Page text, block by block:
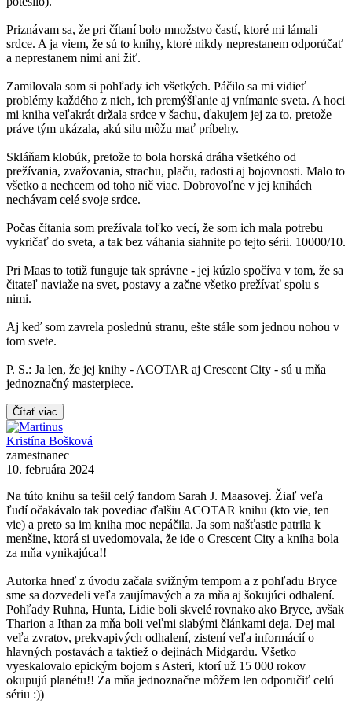
Priznávam sa, že pri čítaní bolo množstvo častí, ktoré mi lámali
srdce. A ja viem, že sú to knihy, ktoré nikdy neprestanem odporúčať
a neprestanem nimi ani žiť.
Zamilovala som si pohľady ich všetkých. Páčilo sa mi vidieť
problémy každého z nich, ich premýšľanie aj vnímanie sveta. A hoci
mi kniha veľakrát držala srdce v šachu, ďakujem jej za to, pretože
práve tým ukázala, akú silu môžu mať príbehy.
Skláňam klobúk, pretože to bola horská dráha všetkého od
prežívania, zvažovania, strachu, plaču, radosti aj bojovnosti. Malo to
všetko a nechcem od toho nič viac. Dobrovoľne v jej knihách
nechávam celé svoje srdce.
Počas čítania som prežívala toľko vecí, že som ich mala potrebu
vykričať do sveta, a tak bez váhania siahnite po tejto sérii. 10000/10.
Pri Maas to totiž funguje tak správne - jej kúzlo spočíva v tom, že sa
čitateľ naviaže na svet, postavy a začne všetko prežívať spolu s
nimi.
Aj keď som zavrela poslednú stranu, ešte stále som jednou nohou v
tom svete.
P. S.: Ja len, že jej knihy - ACOTAR aj Crescent City - sú u mňa
jednoznačný masterpiece.
Čítať viac
Kristína Bošková
zamestnanec
10. februára 2024
Na túto knihu sa tešil celý fandom Sarah J. Maasovej. Žiaľ veľa
ľudí očakávalo tak povediac ďalšiu ACOTAR knihu (kto vie, ten
vie) a preto sa im kniha moc nepáčila. Ja som našťastie patrila k
menšine, ktorá si uvedomovala, že ide o Crescent City a kniha bola
za mňa vynikajúca!!
Autorka hneď z úvodu začala svižným tempom a z pohľadu Bryce
sme sa dozvedeli veľa zaujímavých a za mňa aj šokujúci odhalení.
Pohľady Ruhna, Hunta, Lidie boli skvelé rovnako ako Bryce, avšak
Tharion a Ithan za mňa boli veľmi slabými článkami deja. Dej mal
veľa zvratov, prekvapivých odhalení, zistení veľa informácií o
hlavných postavách a taktiež o dejinách Midgardu. Všetko
vyeskalovalo epickým bojom s Asteri, ktorí už 15 000 rokov
okupujú planétu!! Za mňa jednoznačne môžem len odporučiť celú
sériu :))